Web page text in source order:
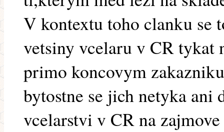
V kontextu toho clanku se
vetsiny vcelaru v CR tykat
primo koncovym
bytostne se jich netyka ani
vcelarstvi v CR na